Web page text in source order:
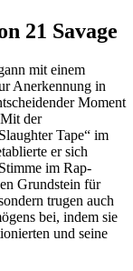
21 Savage
mit einem
Anerkennung in
Moment
der
Tape“ im
er sich
im Rap-
Grundstein für
trugen auch
bei, indem sie
und seine